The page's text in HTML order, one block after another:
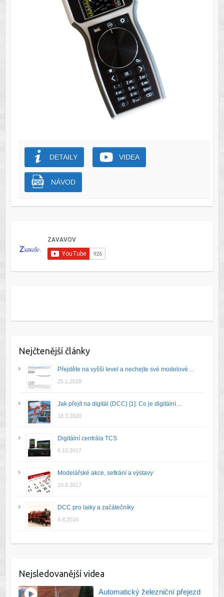
DETAILY VIDEA
NÁVOD
Nejčtenější články
Přejděte na vyšší level a nechejte své modelové…
25.1.2018
Jak přejít na digitál (DCC) [1]: Co je digitální…
18.3.2020
Digitální centrála TCS
6.10.2017
Modelářské akce, setkání a výstavy
16.8.2017
DCC pro laiky a začátečníky
4.8.2016
Nejsledovanější videa
Automatický železniční přejezd